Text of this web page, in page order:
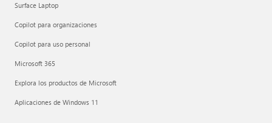
Surface Laptop
Copilot para organizaciones
Copilot para uso personal
Microsoft 365
Explora los productos de Microsoft
Aplicaciones de Windows 11